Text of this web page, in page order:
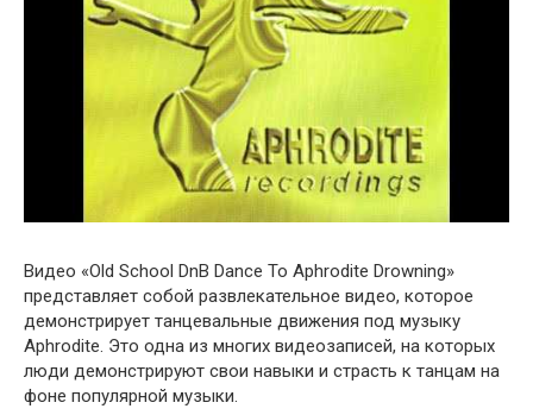
Видео «Old School DnB Dance To Aphrodite Drowning»
представляет собой развлекательное видео, которое
демонстрирует танцевальные движения под музыку
Aphrodite. Это одна из многих видеозаписей, на которых
люди демонстрируют свои навыки и страсть к танцам на
фоне популярной музыки.